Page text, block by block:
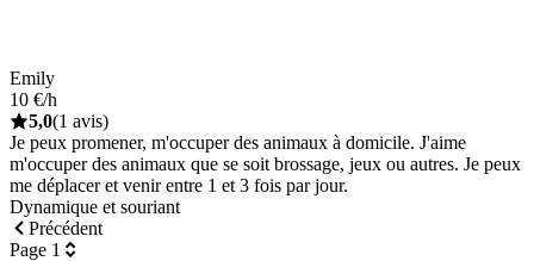
Emily
10 €/h
5,0(1 avis)
Je peux promener, m'occuper des animaux à domicile. J'aime
m'occuper des animaux que se soit brossage, jeux ou autres. Je peux
me déplacer et venir entre 1 et 3 fois par jour.
Dynamique et souriant
Précédent
Page 1